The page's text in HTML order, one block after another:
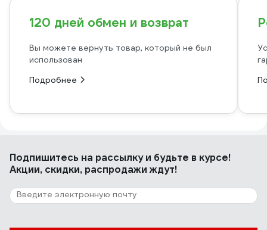
120 дней обмен и возврат
Вы можете вернуть товар, который не был
использован
Подробнее
Подпишитесь на рассылкуи будьте в курсе!
Акции, скидки, распродажи ждут!